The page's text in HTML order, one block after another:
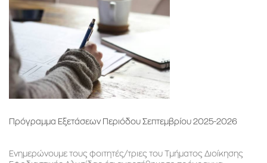
Πρόγραμμα Εξετάσεων Περιόδου Σεπτεμβρίου 2025-2026
Ενημερώνουμε τους φοιτητές/τριες του Τμήματος Διοίκησης